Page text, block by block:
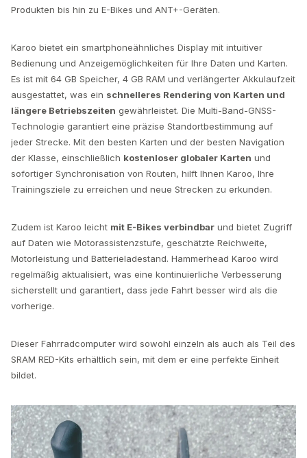
Produkten bis hin zu E-Bikes und ANT+-Geräten.
Karoo bietet ein smartphoneähnliches Display mit intuitiver
Bedienung und Anzeigemöglichkeiten für Ihre Daten und Karten.
Es ist mit 64 GB Speicher, 4 GB RAM und verlängerter Akkulaufzeit
ausgestattet, was ein schnelleres Rendering von Karten und
längere Betriebszeiten gewährleistet. Die Multi-Band-GNSS-
Technologie garantiert eine präzise Standortbestimmung auf
jeder Strecke. Mit den besten Karten und der besten Navigation
der Klasse, einschließlich kostenloser globaler Karten und
sofortiger Synchronisation von Routen, hilft Ihnen Karoo, Ihre
Trainingsziele zu erreichen und neue Strecken zu erkunden.
Zudem ist Karoo leicht mit E-Bikes verbindbar und bietet Zugriff
auf Daten wie Motorassistenzstufe, geschätzte Reichweite,
Motorleistung und Batterieladestand. Hammerhead Karoo wird
regelmäßig aktualisiert, was eine kontinuierliche Verbesserung
sicherstellt und garantiert, dass jede Fahrt besser wird als die
vorherige.
Dieser Fahrradcomputer wird sowohl einzeln als auch als Teil des
SRAM RED-Kits erhältlich sein, mit dem er eine perfekte Einheit
bildet.